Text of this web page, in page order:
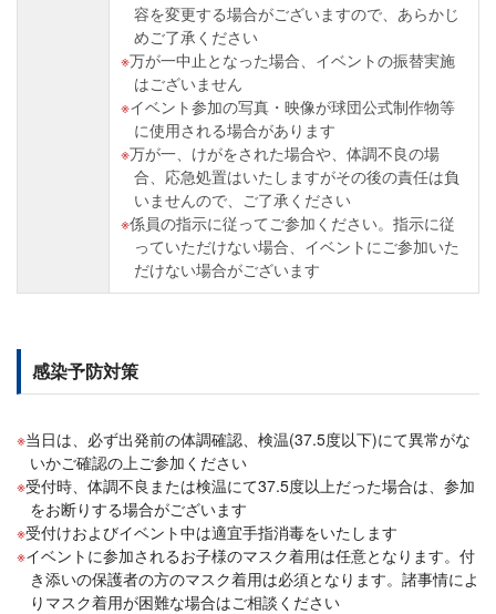
容を変更する場合がございますので、あらかじ
めご了承ください
万が一中止となった場合、イベントの振替実施
はございません
イベント参加の写真・映像が球団公式制作物等
に使用される場合があります
万が一、けがをされた場合や、体調不良の場
合、応急処置はいたしますがその後の責任は負
いませんので、ご了承ください
係員の指示に従ってご参加ください。指示に従
っていただけない場合、イベントにご参加いた
だけない場合がございます
感染予防対策
当日は、必ず出発前の体調確認、検温(37.5度以下)にて異常がな
いかご確認の上ご参加ください
受付時、体調不良または検温にて37.5度以上だった場合は、参加
をお断りする場合がございます
受付けおよびイベント中は適宜手指消毒をいたします
イベントに参加されるお子様のマスク着用は任意となります。付
き添いの保護者の方のマスク着用は必須となります。諸事情によ
りマスク着用が困難な場合はご相談ください